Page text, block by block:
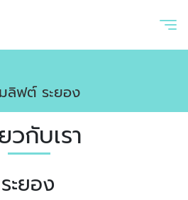
มลิฟต์ ระยอง
วกับเรา
ะยอง